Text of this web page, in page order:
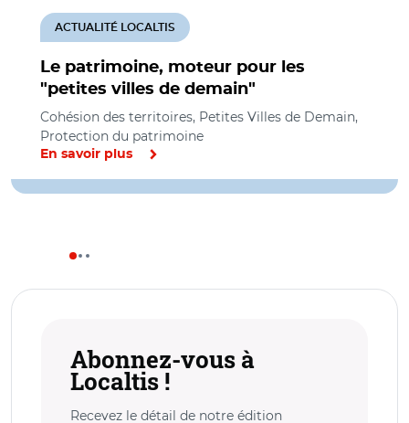
Le patrimoine, moteur pour les
"petites villes de demain"
ACTUALITÉ LOCALTIS
Cohésion des territoires, Petites Villes de Demain,
Protection du patrimoine
En savoir plus
Abonnez-vous à
Localtis !
Recevez le détail de notre édition